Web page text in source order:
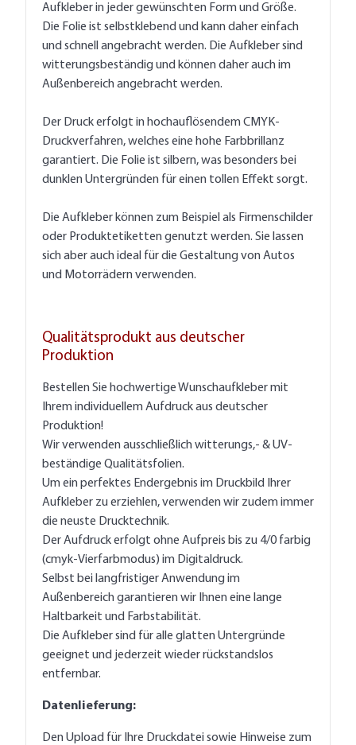
Aufkleber in jeder gewünschten Form und Größe.
Die Folie ist selbstklebend und kann daher einfach
und schnell angebracht werden. Die Aufkleber sind
witterungsbeständig und können daher auch im
Außenbereich angebracht werden.
Der Druck erfolgt in hochauflösendem CMYK-
Druckverfahren, welches eine hohe Farbbrillanz
garantiert. Die Folie ist silbern, was besonders bei
dunklen Untergründen für einen tollen Effekt sorgt.
Die Aufkleber können zum Beispiel als Firmenschilder
oder Produktetiketten genutzt werden. Sie lassen
sich aber auch ideal für die Gestaltung von Autos
und Motorrädern verwenden.
Qualitätsprodukt aus deutscher
Produktion
Bestellen Sie hochwertige Wunschaufkleber mit
Ihrem individuellem Aufdruck aus deutscher
Produktion!
Wir verwenden ausschließlich witterungs,- & UV-
beständige Qualitätsfolien.
Um ein perfektes Endergebnis im Druckbild Ihrer
Aufkleber zu erziehlen, verwenden wir zudem immer
die neuste Drucktechnik.
Der Aufdruck erfolgt ohne Aufpreis bis zu 4/0 farbig
(cmyk-Vierfarbmodus) im Digitaldruck.
Selbst bei langfristiger Anwendung im
Außenbereich garantieren wir Ihnen eine lange
Haltbarkeit und Farbstabilität.
Die Aufkleber sind für alle glatten Untergründe
geeignet und jederzeit wieder rückstandslos
entfernbar.
Datenlieferung:
Den Upload für Ihre Druckdatei sowie Hinweise zum